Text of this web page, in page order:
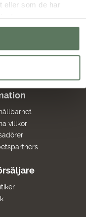
eller som de har
villkor